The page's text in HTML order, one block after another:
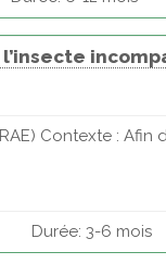
Contexte : Afin
Durée: 3-6 mois